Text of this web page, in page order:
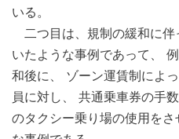
いる。
二つ目は、規制の緩和に伴
いたような事例であって、
和後に、 ゾーン運賃制によ
員に対し、 共通乗車券の手
のタクシー乗り場の使用を